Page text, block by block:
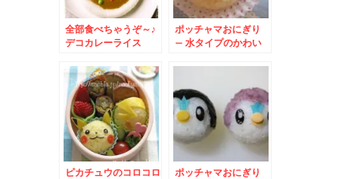
全部食べちゃうぞ～♪
デコカレーライス
ポッチャマおにぎり
– 水タイプのかわい
ピカチュウのコロコロ
ポッチャマおにぎり